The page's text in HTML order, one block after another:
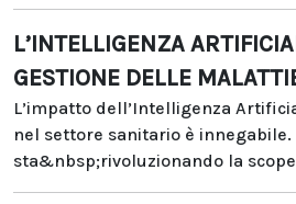
L’INTELLIGENZA
GESTIONE DELLE
L’impatto dell’Intelligenza
nel settore sanitario è innegabile.
sta&nbsp;rivoluzionando la